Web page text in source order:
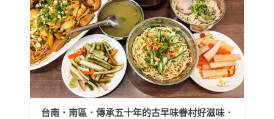
台南．南區．傳承五十年的古早味眷村好滋味．